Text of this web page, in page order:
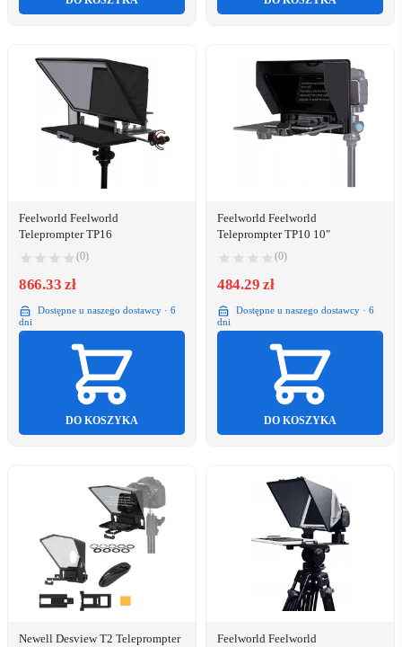
Feelworld Feelworld
Teleprompter TP16
(0)
866.33 zł
Dostępne u naszego dostawcy · 6
dni
DO KOSZYKA
Feelworld Feelworld
Teleprompter TP10 10"
(0)
484.29 zł
Dostępne u naszego dostawcy · 6
dni
DO KOSZYKA
Newell Desview T2 Teleprompter
Feelworld Feelworld